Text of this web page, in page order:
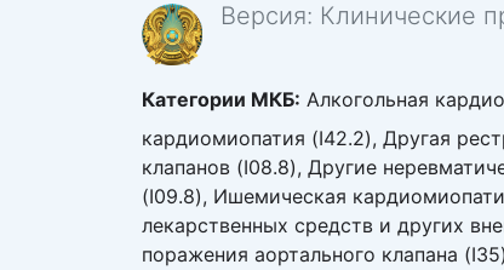
Версия: Клинические
Категории МКБ: Алкогольная
кардиомиопатия (I42.2), Другая
клапанов (I08.8), Другие
(I09.8), Ишемическая
лекарственных средств и других
поражения аортального клапана